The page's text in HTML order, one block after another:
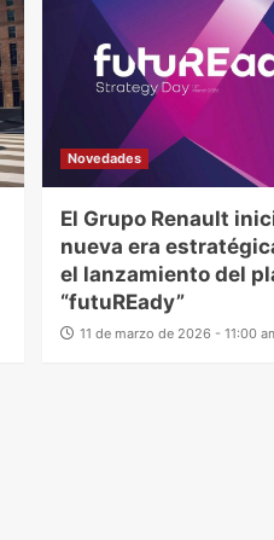
Novedades
El Grupo Renault
nueva era
el lanzamiento del
“futuREady”
11 de marzo de 2026 - 11:00